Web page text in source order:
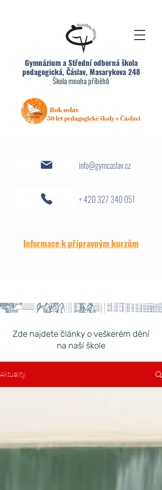
Gymnázium a Střední odborná škola
pedagogická, Čáslav, Masarykova 248
Škola mnoha příběhů
info@gymcaslav.cz
+ 420 327 340 051
Informace k přípravným kurzům
Zde najdete články o veškerém dění
na naší škole
Aktuality